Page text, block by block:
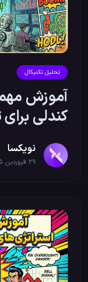
تحلیل تکنیکال
آموزش
کندلی برای
نویکسا
۲۹ فروردین ۱۴۰۵